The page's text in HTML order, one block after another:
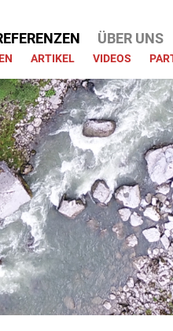
ARTIKEL VIDEOS
ÜBER UNS